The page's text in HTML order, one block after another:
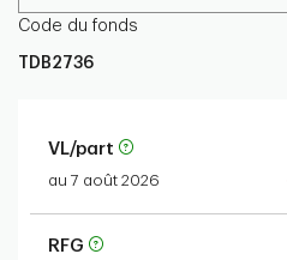
Code du fonds
TDB2736
VL/part
au 7 août 2026
RFG